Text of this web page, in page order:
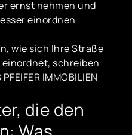
ernst nehmen und
einordnen
wie sich Ihre Straße
schreiben
IMMOBILIEN
die den